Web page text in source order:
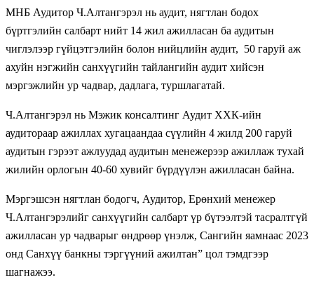
МНБ Аудитор Ч.Алтангэрэл нь аудит, нягтлан бодох
бүртгэлийн салбарт нийт 14 жил ажилласан ба аудитын
чиглэлээр гүйцэтгэлийн болон нийцлийн аудит, 50 гаруй аж
ахуйн нэгжийн санхүүгийн тайлангийн аудит хийсэн
мэргэжлийн ур чадвар, дадлага, туршлагатай.
Ч.Алтангэрэл нь Мэжик консалтинг Аудит ХХК-ийн
аудитораар ажиллах хугацаандаа сүүлийн 4 жилд 200 гаруй
аудитын гэрээт ажлуудад аудитын менежерээр ажиллаж тухай
жилийн орлогын 40-60 хувийг бүрдүүлэн ажилласан байна.
Мэргэшсэн нягтлан бодогч, Аудитор, Ерөнхий менежер
Ч.Алтангэрэлийг санхүүгийн салбарт үр бүтээлтэй тасралтгүй
ажилласан ур чадварыг өндрөөр үнэлж, Сангийн яамнаас 2023
онд Санхүү банкны тэргүүний ажилтан” цол тэмдгээр
шагнажээ.